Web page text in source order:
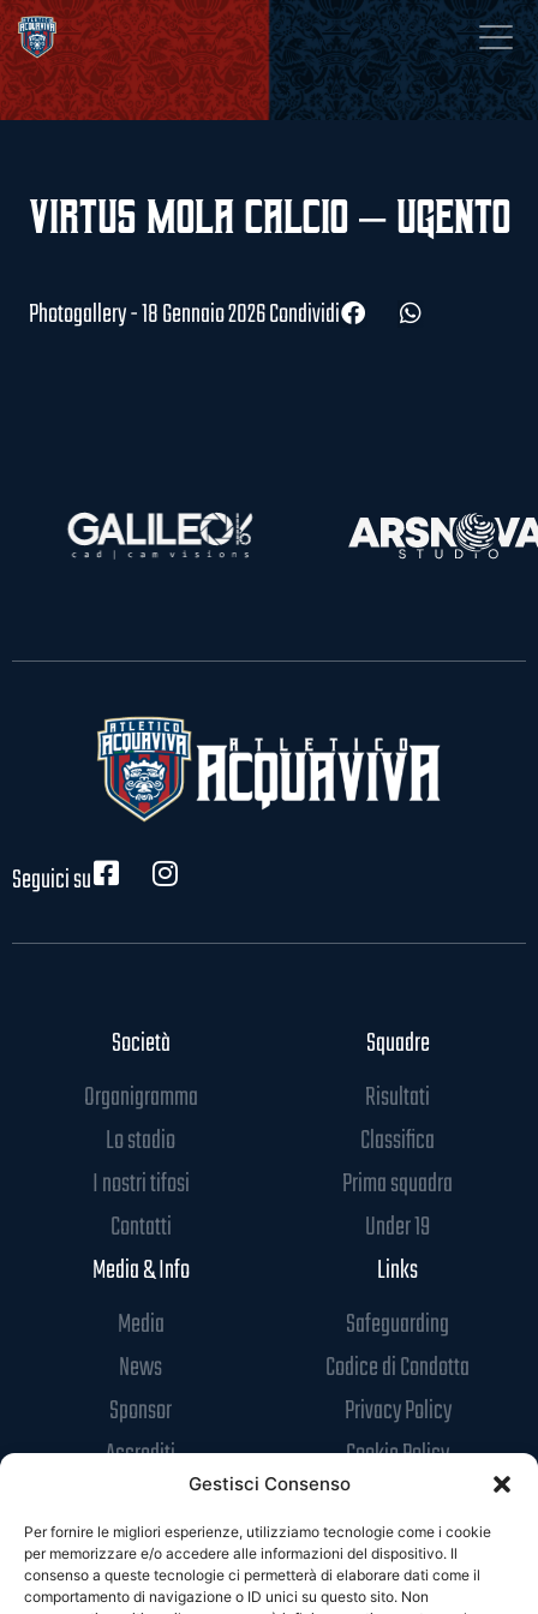
Gestisci Consenso
Per fornire le migliori esperienze, utilizziamo tecnologie come i cookie
per memorizzare e/o accedere alle informazioni del dispositivo. Il
consenso a queste tecnologie ci permetterà di elaborare dati come il
comportamento di navigazione o ID unici su questo sito. Non
Virtus Mola Calcio – Ugento
Photogallery - 18 Gennaio 2026Condividi
Seguici su
Società
Organigramma
Lo stadio
I nostri tifosi
Contatti
Squadre
Risultati
Classifica
Prima squadra
Under 19
Media & Info
Media
News
Sponsor
Accrediti
Links
Safeguarding
Codice di Condotta
Privacy Policy
Cookie Policy